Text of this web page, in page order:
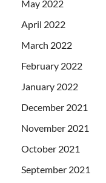
May 2022
April 2022
March 2022
February 2022
January 2022
December 2021
November 2021
October 2021
September 2021